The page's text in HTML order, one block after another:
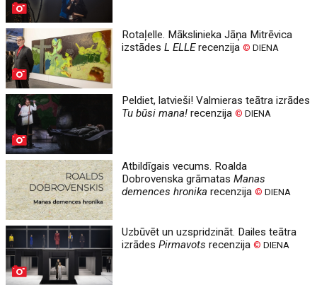
Rotaļelle. Mākslinieka Jāņa Mitrēvica
izstādesL ELLErecenzija© DIENA
Peldiet, latvieši! Valmieras teātra izrādes
Tu būsi mana! recenzija© DIENA
Atbildīgais vecums. Roalda
Dobrovenska grāmatasManas
demences hronika recenzija© DIENA
Uzbūvēt un uzspridzināt. Dailes teātra
izrādesPirmavots recenzija© DIENA